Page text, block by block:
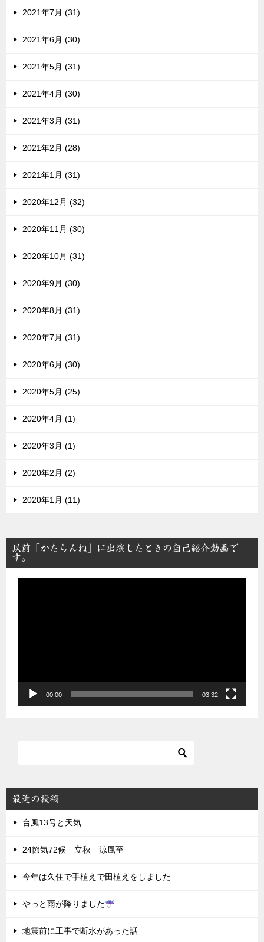
2021年7月 (31)
2021年6月 (30)
2021年5月 (31)
2021年4月 (30)
2021年3月 (31)
2021年2月 (28)
2021年1月 (31)
2020年12月 (32)
2020年11月 (30)
2020年10月 (31)
2020年9月 (30)
2020年8月 (31)
2020年7月 (31)
2020年6月 (30)
2020年5月 (25)
2020年4月 (1)
2020年3月 (1)
2020年2月 (2)
2020年1月 (11)
以前「かたらんね」に出演したときの自己紹介動画で
す。
00:00 03:32
最近の投稿
台風13号と天気
24節気72候 立秋 涼風至
今年は久住で手植えで田植えをしました
やっと雨が降りました
地震前に工事で断水があった話